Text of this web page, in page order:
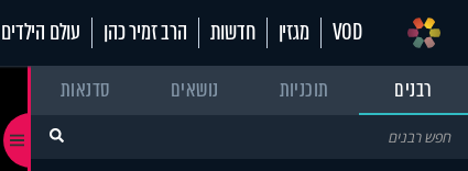
VOD מגזין חדשות הרב זמיר כהן עולם הילדים
רבנים
תוכניות נושאים סדנאות